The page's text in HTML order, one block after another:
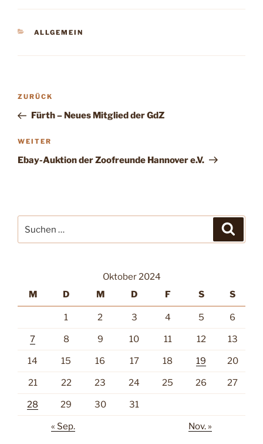
KATEGORIEN
ALLGEMEIN
Beitragsnavigation
Vorheriger
Beitrag
ZURÜCK
Fürth – Neues Mitglied der GdZ
Nächster
Beitrag
WEITER
Ebay-Auktion der Zoofreunde Hannover e.V.
nach:
Oktober 2024
M
D M D F S S
1 2 3 4 5 6
7 8 9 10 11 12 13
14 15 16 17 18 19 20
21 22 23 24 25 26 27
28 29 30 31
« Sep. Nov. »